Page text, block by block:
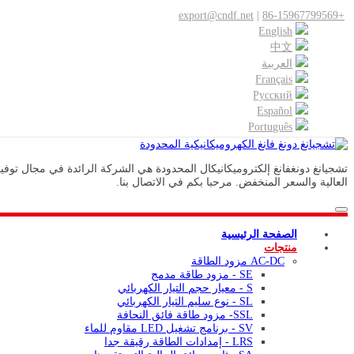
+86-15967799569
export@cndf.net
English
中文
العربية
Français
Pусский
Español
Português
العالية والسعر المنخفض. مرحبا بكم في الاتصال بنا.
الصفحة الرئيسية
منتجات
AC-DC مزود الطاقة
SE - مزود طاقة مدمج
S - معيار حجم التيار الكهربائي
SL - نوع سليم التيار الكهربائي
SSL- مزود طاقة فائق النحافة
SV - برنامج تشغيل LED مقاوم للماء
LRS - إمدادات الطاقة رقيقة جدا